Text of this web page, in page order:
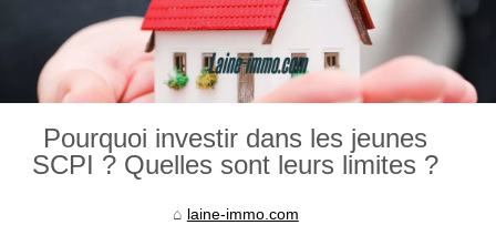
Pourquoi investir dans les jeunes
SCPI ? Quelles sont leurs limites ?
laine-immo.com